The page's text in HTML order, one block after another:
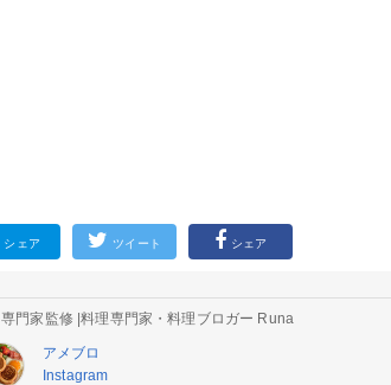
シェア ツイート シェア
専門家監修 |料理専門家・料理ブロガー Runa
アメブロ
Instagram